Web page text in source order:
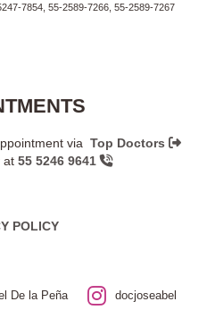
7854, 55-2589-7266, 55-2589-7267
via Top Doctors
at 55 5246 9641
POLICY
De la Peña docjoseabel